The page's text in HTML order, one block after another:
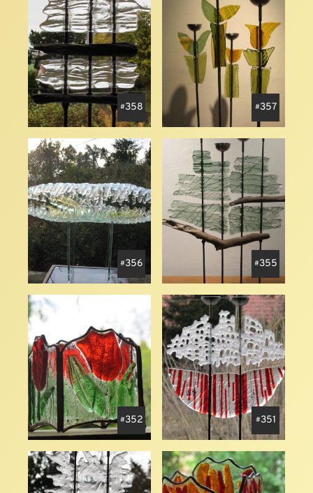
358 357
356 355
352 351